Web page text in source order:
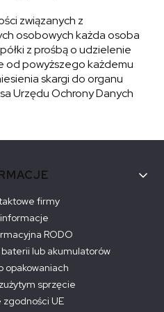
związanych z
osobowych każda osoba
z prośbą o udzielenie
od powyższego każdemu
skargi do organu
Urzędu Ochrony Danych
firmy
RODO
lub akumulatorów
opakowaniach
sprzęcie
UE